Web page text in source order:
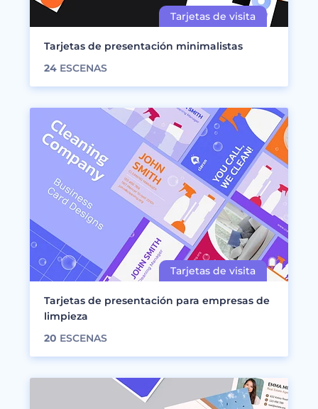
Tarjetas de presentación minimalistas
24 ESCENAS
Tarjetas de presentación para empresas de
limpieza
20 ESCENAS